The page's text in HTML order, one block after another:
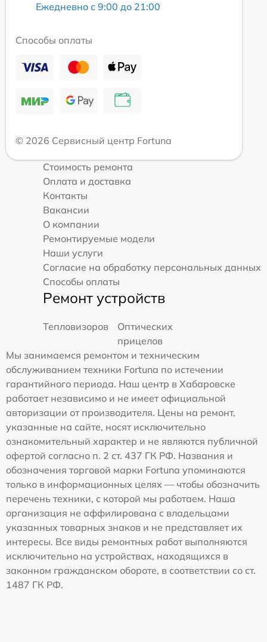
Ежедневно с 9:00 до 21:00
Способы оплаты
© 2026 Сервисный центр Fortuna
Стоимость ремонта
Оплата и доставка
Контакты
Вакансии
О компании
Ремонтируемые модели
Наши услуги
Согласие на обработку персональных данных
Способы оплаты
Ремонт устройств
Тепловизоров
Оптических
прицелов
Мы занимаемся ремонтом и техническим
обслуживанием техники Fortuna по истечении
гарантийного периода. Наш центр в Хабаровске
работает независимо и не имеет официальной
авторизации от производителя. Цены на ремонт,
указанные на сайте, носят исключительно
ознакомительный характер и не являются публичной
офертой согласно п. 2 ст. 437 ГК РФ. Названия и
обозначения торговой марки Fortuna упоминаются
только в информационных целях — чтобы обозначить
перечень техники, с которой мы работаем. Наша
организация не аффилирована с владельцами
указанных товарных знаков и не представляет их
интересы. Все виды ремонтных работ выполняются
исключительно на устройствах, находящихся в
законном гражданском обороте, в соответствии со ст.
1487 ГК РФ.